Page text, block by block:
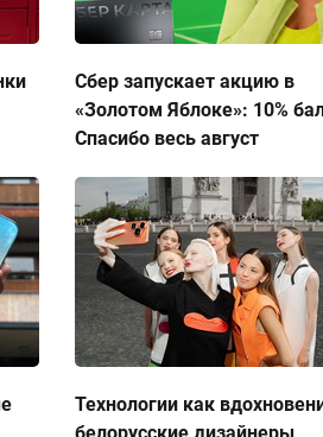
Сбер запускает акцию в
«Золотом Яблоке»: 10%
Спасибо весь август
Технологии как